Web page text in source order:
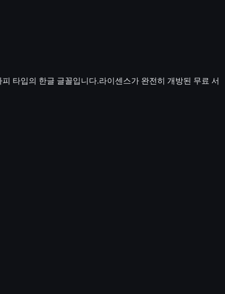
타입의 한글 글꼴입니다.라이센스가 완전히 개방된 무료 서